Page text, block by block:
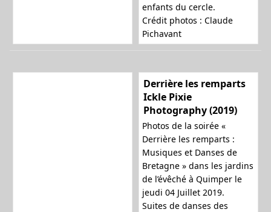
enfants du cercle.
Crédit photos : Claude
Pichavant
Derrière les remparts
Ickle Pixie
Photography (2019)
Photos de la soirée «
Derrière les remparts :
Musiques et Danses de
Bretagne » dans les jardins
de l’évêché à Quimper le
jeudi 04 Juillet 2019.
Suites de danses des